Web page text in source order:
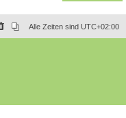
Alle Zeiten sind UTC+02:00